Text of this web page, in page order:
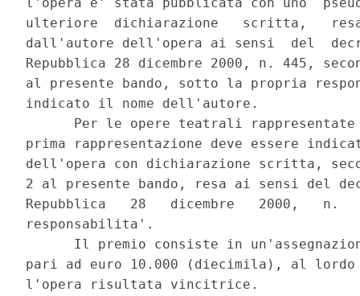
ulteriore  dichiarazione   scritta,
dall'autore dell'opera ai sensi  del
Repubblica 28 dicembre 2000, n. 445,
al presente bando, sotto la propria
indicato il nome dell'autore.
Per le opere teatrali
prima rappresentazione deve essere
dell'opera con dichiarazione scritta,
2 al presente bando, resa ai sensi del
Repubblica   28   dicembre   2000,
responsabilita'.
Il premio consiste in
pari ad euro 10.000 (diecimila), al
l'opera risultata vincitrice.